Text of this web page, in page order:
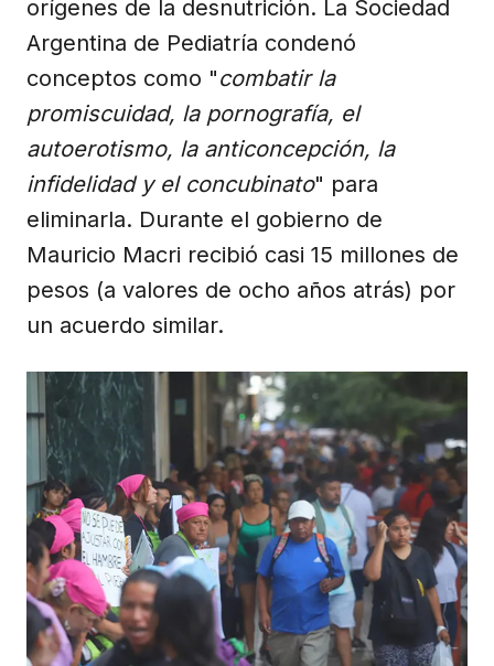
orígenes de la desnutrición. La Sociedad
Argentina de Pediatría condenó
conceptos como "combatir la
promiscuidad, la pornografía, el
autoerotismo, la anticoncepción, la
infidelidad y el concubinato" para
eliminarla. Durante el gobierno de
Mauricio Macri recibió casi 15 millones de
pesos (a valores de ocho años atrás) por
un acuerdo similar.